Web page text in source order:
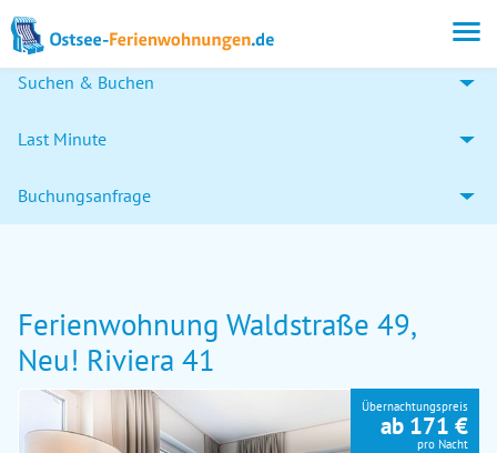
Suchen & Buchen
Last Minute
Buchungsanfrage
Ferienwohnung Waldstraße 49,
Neu! Riviera 41
Übernachtungspreis
ab 171 €
pro Nacht